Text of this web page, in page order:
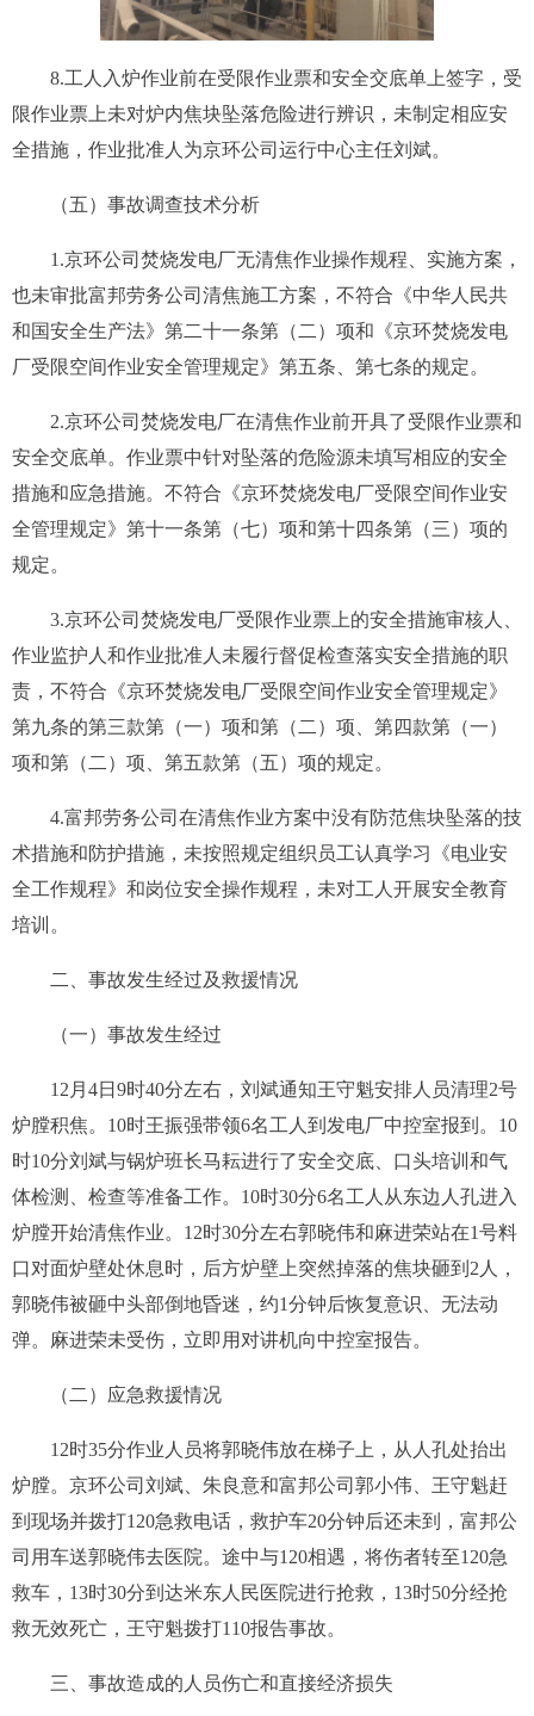
8.工人 入炉作业前在受限作业票和安全交底单上签字，受
限作业票 上未对炉内焦块坠落危险进行辨识， 未制定相应安
全措施，作业批准人为京环公司运行中心主任刘斌。
（五）事故调查技术分析
1.京环公司焚烧发电厂无清焦作业操作规程、 实施方案 ，
也未审批富邦劳务公司清焦施工方案 ，不符合 《中华人民共
和国安全生产法》第二十一条第（二）项和 《京环焚烧发电
厂受限空间作业安全管理规定》第五条、第七条的规定。
2.京环公司 焚烧发电厂在清焦作业前开具了受限作业票和
安全交底单。 作业票中针对坠落的危险源未填写相应的安全
措施和应急措施。不符合《京环焚烧发电厂受限空间作业安
全管理规定》第十一条第（七）项和第十四条第（三）项的
规定。
3.京环公司 焚烧发电厂受限作业票上的安全措施审核人、
作业监护人和作业批准人 未履行督促检查落实安全措施的职
责， 不符合 《京环焚烧发电厂受限空间作业安全管理规定》
第九条的第三款第（一）项和第（二）项、第四款第（一）
项和第（二）项、第五款第（五）项的规定。
4.富邦劳务公司在清焦作业方案中没有防范焦块坠落的技
术措施和防护措施 ，未按照规定组织员工认真学习
《电业安
全工作规程》和岗位安全操作规程 ，未对工人开展安全教育
培训 。
二、事故发生经过及救援情况
（一）事故发生经过
12月4日9时40分左右，刘斌通知王守魁安排人员清理2号
炉膛积焦。10时王振强带领6名工人到发电厂中控室报到。10
时10分刘斌与锅炉班长马耘进行了安全交底、口头培训和气
体检测、检查等准备工作。10时30分6名工人从东边人孔进入
炉膛开始清焦作业。12时30分左右郭晓伟和麻进荣站在1号料
口对面炉壁处休息时，后方炉壁上突然掉落的焦块砸到2人，
郭晓伟被砸中头部倒地昏迷，约1分钟后恢复意识、无法动
弹。麻进荣未受伤，立即用对讲机向中控室报告。
（二）应急救援情况
12时35分作业 人员将郭晓伟放在梯子上 ， 从人孔处抬出
炉膛。京环公司 刘斌 、朱良意和富邦公司郭小伟、 王守魁赶
到现场并拨打120急救电话， 救护车20分钟后还未到 ， 富邦公
司用车送郭晓伟去医院。途中与120相遇 ， 将伤者转至120急
救车 ，13时30分到达米东人民医院进行抢救，13时50分经抢
救无效死亡，王守魁拨打110报告事故。
三、事故造成的人员伤亡和直接经济损失